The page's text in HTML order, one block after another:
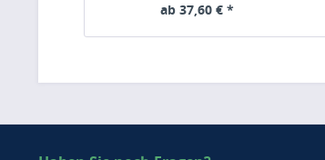
ab 37,60 € *